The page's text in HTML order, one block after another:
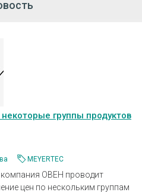
группы продуктов
MEYERTEC
ОВЕН проводит
цен по нескольким группам